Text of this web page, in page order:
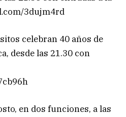
3dujm4rd
celebran 40 años de
desde las 21.30 con
en dos funciones, a las